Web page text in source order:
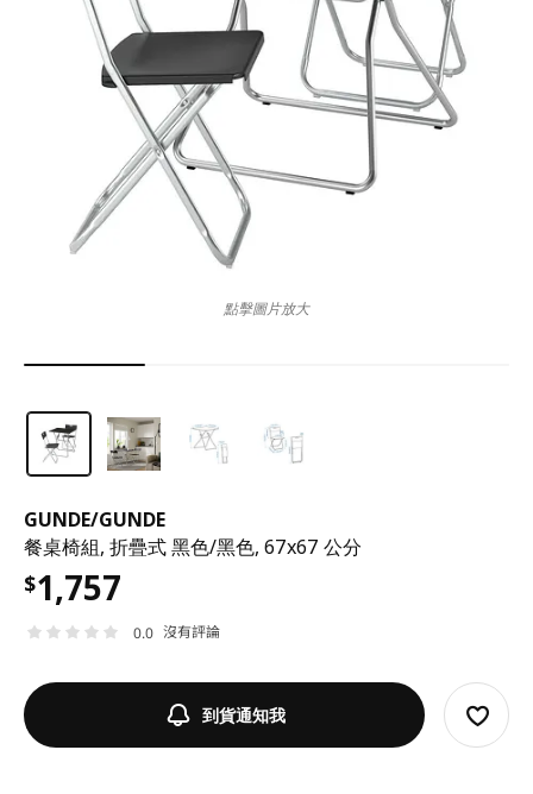
GUNDE/GUNDE
餐桌椅組, 折疊式 黑色/黑色, 67x67 公分
$1,757
0.0 沒有評論
到貨通知我
點擊圖片放大